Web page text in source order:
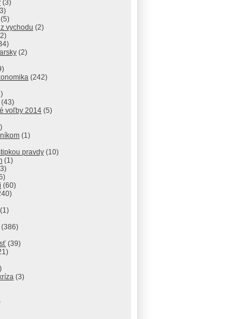
(3)
(5)
vychodu (2)
(2)
(242)
(43)
voľby 2014 (5)
(1)
pravdy (10)
(1)
(60)
(1)
(386)
(39)
(3)